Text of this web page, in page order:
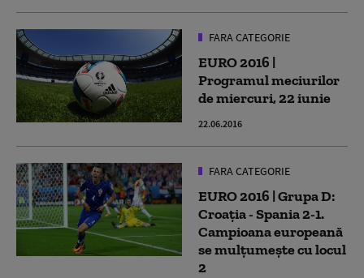
FARA CATEGORIE
EURO 2016 |
Programul meciurilor
de miercuri, 22 iunie
22.06.2016
FARA CATEGORIE
EURO 2016 | Grupa D:
Croaţia - Spania 2-1.
Campioana europeană
se mulţumeşte cu locul
2